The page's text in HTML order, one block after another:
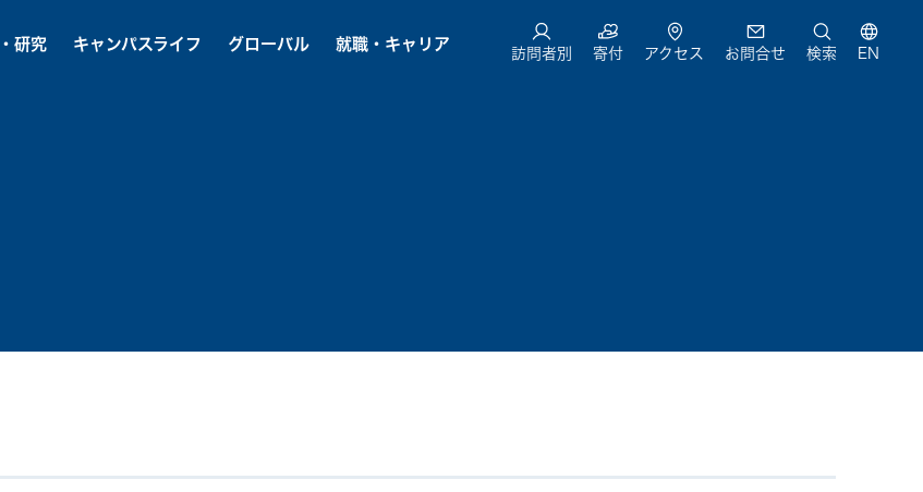
研究 キャンパスライフ グローバル 就職・キャリア
訪問者別 寄付 アクセス お問合せ 検索 EN